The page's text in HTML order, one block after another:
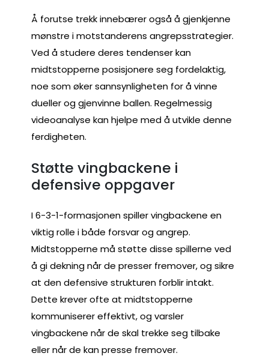
Å forutse trekk innebærer også å gjenkjenne
mønstre i motstanderens angrepsstrategier.
Ved å studere deres tendenser kan
midtstopperne posisjonere seg fordelaktig,
noe som øker sannsynligheten for å vinne
dueller og gjenvinne ballen. Regelmessig
videoanalyse kan hjelpe med å utvikle denne
ferdigheten.
Støtte vingbackene i
defensive oppgaver
I 6-3-1-formasjonen spiller vingbackene en
viktig rolle i både forsvar og angrep.
Midtstopperne må støtte disse spillerne ved
å gi dekning når de presser fremover, og sikre
at den defensive strukturen forblir intakt.
Dette krever ofte at midtstopperne
kommuniserer effektivt, og varsler
vingbackene når de skal trekke seg tilbake
eller når de kan presse fremover.